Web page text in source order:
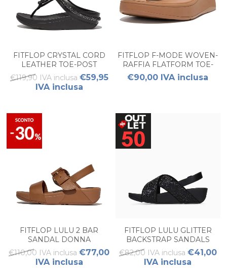
FITFLOP CRYSTAL CORD
LEATHER TOE-POST
SANDALS
€119,90 IVA inclusa €59,95
IVA inclusa
FITFLOP F-MODE WOVEN-
RAFFIA FLATFORM TOE-
POST SANDALS DONNA
€90,00 IVA inclusa
FITFLOP LULU 2 BAR
SANDAL DONNA
€110,00 IVA inclusa €77,00
IVA inclusa
FITFLOP LULU GLITTER
BACKSTRAP SANDALS
DONNA
€82,00 IVA inclusa €41,00
IVA inclusa